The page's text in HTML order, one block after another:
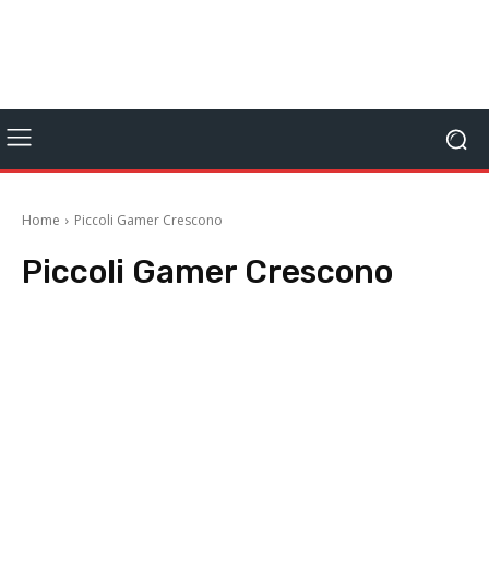
Home Piccoli Gamer Crescono
Piccoli Gamer Crescono